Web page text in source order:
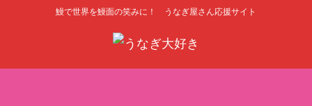
鰻で世界を鰻面の笑みに！ うなぎ屋さん応援サイト